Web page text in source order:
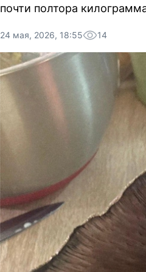
почти полтора
24 мая, 2026, 18:55 14